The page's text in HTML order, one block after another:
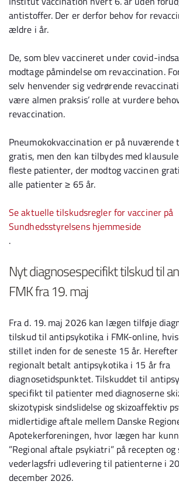
antistoffer. Der er derfor behov for
ældre i år.
De, som blev vaccineret under covid-
modtage påmindelse om revaccination.
selv henvender sig vedrørende
være almen praksis’ rolle at vurdere
revaccination.
Pneumokokvaccination er på nuværende
gratis, men den kan tilbydes med
fleste patienter, der modtog vaccinen
alle patienter ≥ 65 år.
Se aktuelle tilskudsregler for vacciner på
Sundhedsstyrelsens hjemmeside
.
Nyt diagnosespecifikt tilskud til
FMK fra 19. maj
Fra d. 19. maj 2026 kan lægen tilføje
tilskud til antipsykotika i FMK-online,
stillet inden for de seneste 15 år.
regionalt betalt antipsykotika i 15 år fra
diagnosetidspunktet. Tilskuddet til
specifikt til patienter med diagnoserne
skizotypisk sindslidelse og skizoaffektiv
midlertidige aftale mellem Danske
Apotekerforeningen, hvor lægen har
”Regional aftale psykiatri” på recepten
vederlagsfri udlevering til patienterne i
december 2026.